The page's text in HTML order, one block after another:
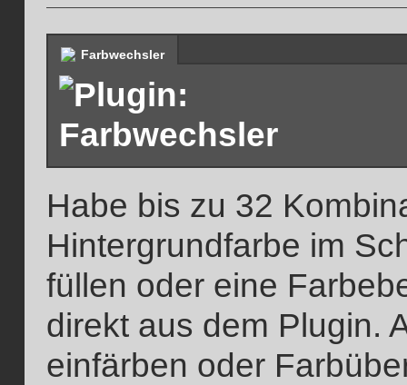
Farbwechsler
Habe bis zu 32
Hintergrundfarbe im
füllen oder eine
direkt aus dem Plugin.
einfärben oder